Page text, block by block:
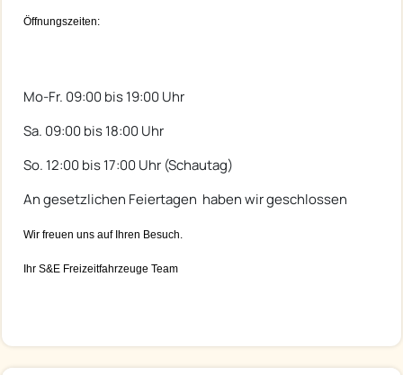
Öffnungszeiten:
Mo-Fr. 09:00 bis 19:00 Uhr
Sa. 09:00 bis 18:00 Uhr
So. 12:00 bis 17:00 Uhr (Schautag)
An gesetzlichen Feiertagen haben wir geschlossen
Wir freuen uns auf Ihren Besuch.
Ihr S&E Freizeitfahrzeuge Team​​​